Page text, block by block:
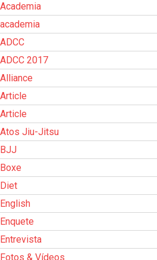
Academia
academia
ADCC
ADCC 2017
Alliance
Article
Article
Atos Jiu-Jitsu
BJJ
Boxe
Diet
English
Enquete
Entrevista
Fotos & Vídeos